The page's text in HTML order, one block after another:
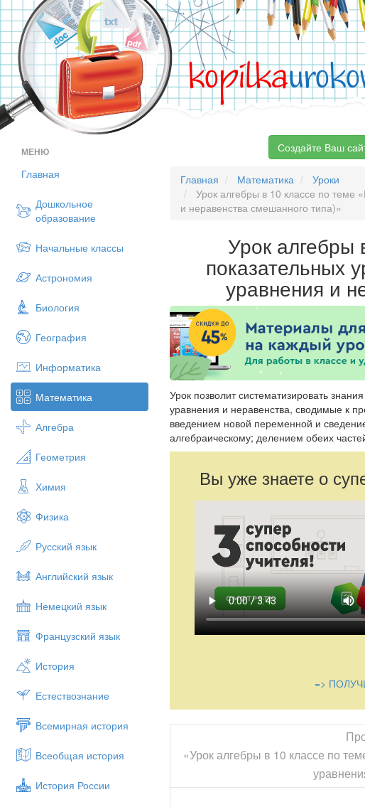
kopilka
МЕНЮ
Главная
Дошкольное
образование
Начальные классы
Астрономия
Биология
География
Информатика
Математика
Алгебра
Геометрия
Химия
Физика
Русский язык
Английский язык
Немецкий язык
Французский язык
История
Естествознание
Всемирная история
Всеобщая история
История России
Создайте Ваш
Главная Математика
Уроки
Урок алгебры в 10 классе по теме
и неравенства смешанного типа)»
Урок
показательных
уравнения и
Урок позволит систематизировать
уравнения и неравенства, сводимые к
введением новой переменной и
алгебраическому; делением обеих
Вы уже знаете о
=>
«Урок алгебры в 10 классе по